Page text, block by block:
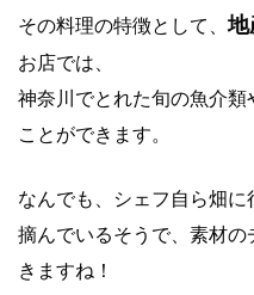
その料理の特徴として、地
お店では、
神奈川でとれた旬の魚介
ことができます。
なんでも、シェフ自ら畑
摘んでいるそうで、素材
きますね！